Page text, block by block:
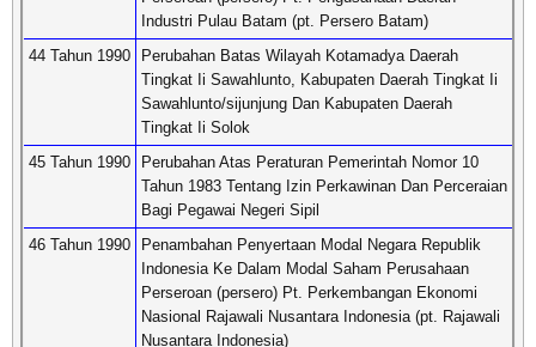
Industri Pulau Batam (pt. Persero Batam)
44 Tahun 1990
Perubahan Batas Wilayah Kotamadya Daerah
Tingkat Ii Sawahlunto, Kabupaten Daerah Tingkat Ii
Sawahlunto/sijunjung Dan Kabupaten Daerah
Tingkat Ii Solok
45 Tahun 1990
Perubahan Atas Peraturan Pemerintah Nomor 10
Tahun 1983 Tentang Izin Perkawinan Dan Perceraian
Bagi Pegawai Negeri Sipil
46 Tahun 1990
Penambahan Penyertaan Modal Negara Republik
Indonesia Ke Dalam Modal Saham Perusahaan
Perseroan (persero) Pt. Perkembangan Ekonomi
Nasional Rajawali Nusantara Indonesia (pt. Rajawali
Nusantara Indonesia)